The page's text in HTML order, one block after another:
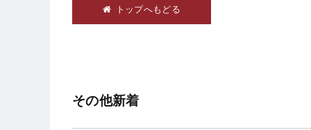
トップへもどる
その他新着